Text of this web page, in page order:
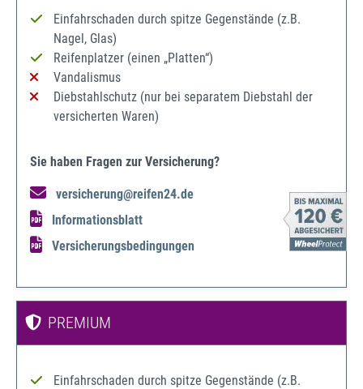
Einfahrschaden durch spitze Gegenstände (z.B.
Nagel, Glas)
Reifenplatzer (einen „Platten“)
Vandalismus
Diebstahlschutz (nur bei separatem Diebstahl der
versicherten Waren)
Sie haben Fragen zur Versicherung?
versicherung@reifen24.de
Informationsblatt
Versicherungsbedingungen
PREMIUM
Einfahrschaden durch spitze Gegenstände (z.B.